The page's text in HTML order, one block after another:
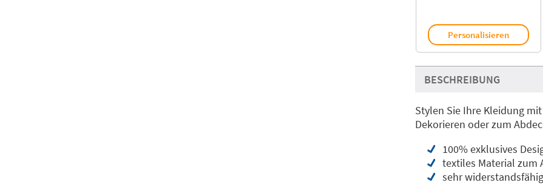
Personalisieren
BESCHREIBUNG
Stylen Sie Ihre Kleidung
Dekorieren oder zum
100% exklusives
textiles Material zum
sehr